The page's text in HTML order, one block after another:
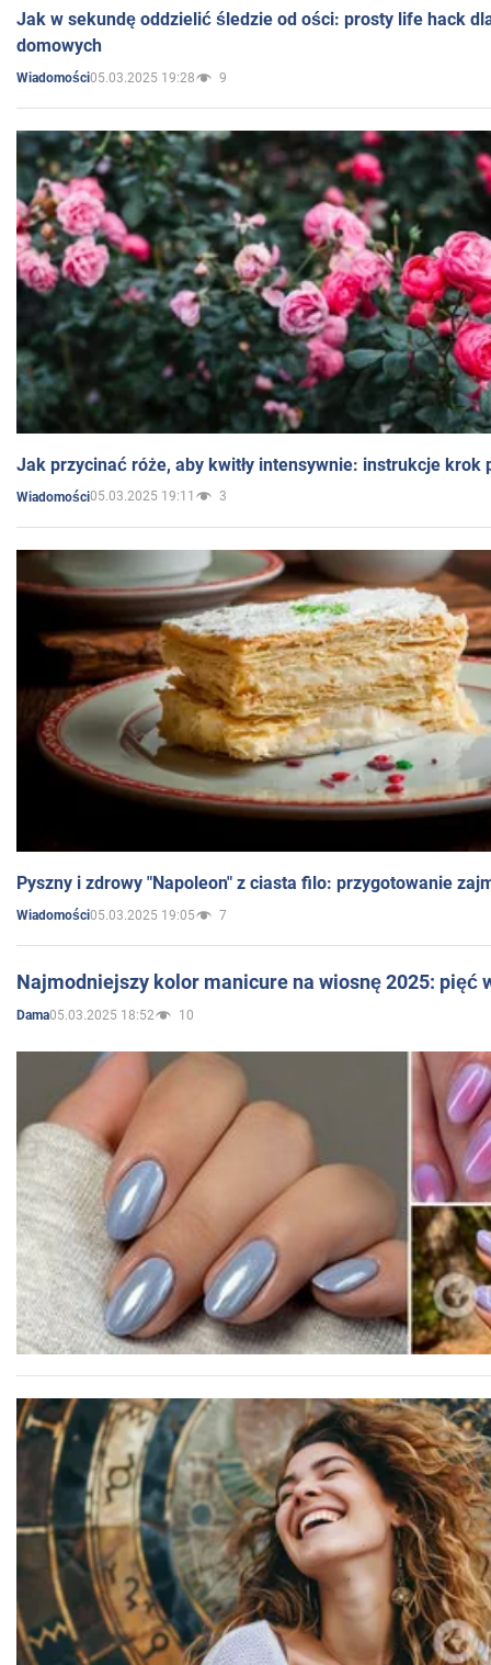
Jak w sekundę oddzielić śledzie od ości: prosty life hack
domowych
Wiadomości05.03.2025 19:28 9
Jak przycinać róże, aby kwitły intensywnie: instrukcje krok
Wiadomości05.03.2025 19:11 3
Pyszny i zdrowy "Napoleon" z ciasta filo: przygotowanie
Wiadomości05.03.2025 19:05 7
Najmodniejszy kolor manicure na wiosnę 2025: pięć
Dama05.03.2025 18:52 10